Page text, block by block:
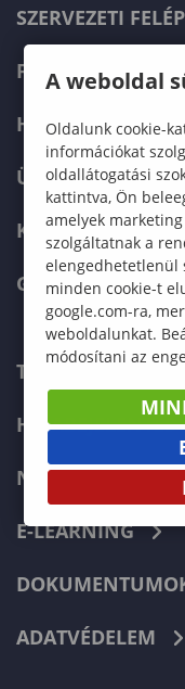
SZERVEZETI
HALLGATÓKNAK
ÜZLETI
KARRIER
GREEN
TELEFONKÖNYV
HIBABEJELENTÉS
NEPTUN
E-LEARNING
ADATVÉDELEM
A weboldal
Oldalunk cookie-
információkat
oldallátogatási
kattintva, Ön
amelyek
szolgáltatnak a
elengedhetetlenül
minden cookie-t
google.com-ra,
weboldalunkat.
módosítani az